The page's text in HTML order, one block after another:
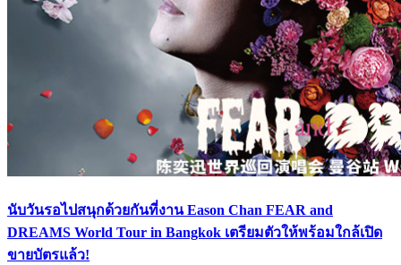
นับวันรอไปสนุกด้วยกันที่งาน Eason Chan FEAR and
DREAMS World Tour in Bangkok เตรียมตัวให้พร้อมใกล้เปิด
ขายบัตรแล้ว!